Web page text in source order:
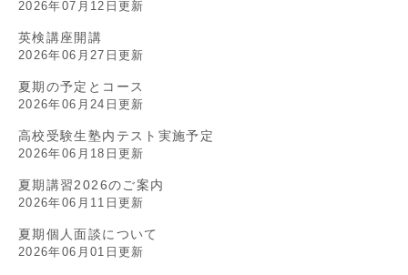
2026年07月12日更新
英検講座開講
2026年06月27日更新
夏期の予定とコース
2026年06月24日更新
高校受験生塾内テスト実施予定
2026年06月18日更新
夏期講習2026のご案内
2026年06月11日更新
夏期個人面談について
2026年06月01日更新